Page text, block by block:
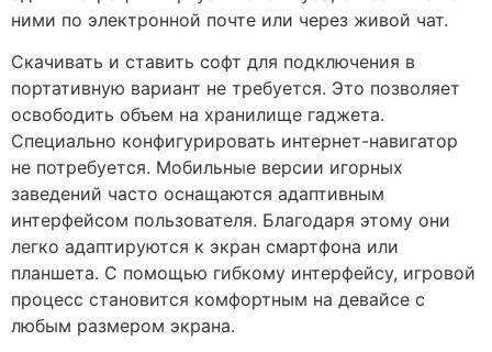
ними по электронной почте или через живой чат.
Скачивать и ставить софт для подключения в
портативную вариант не требуется. Это позволяет
освободить объем на хранилище гаджета.
Специально конфигурировать интернет-навигатор
не потребуется. Мобильные версии игорных
заведений часто оснащаются адаптивным
интерфейсом пользователя. Благодаря этому они
легко адаптируются к экран смартфона или
планшета. С помощью гибкому интерфейсу, игровой
процесс становится комфортным на девайсе с
любым размером экрана.